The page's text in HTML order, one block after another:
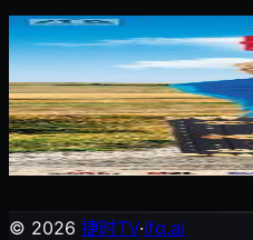
2
寻女朝圣路
喜剧片
© 2026 捷时TV·ifq.ai